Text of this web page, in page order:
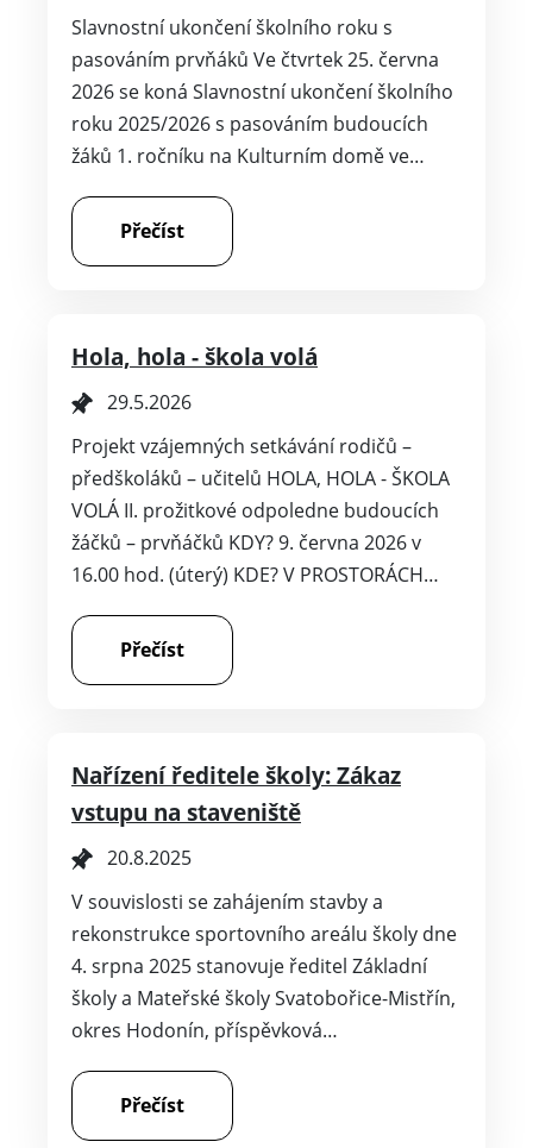
Slavnostní ukončení školního roku s
pasováním prvňáků Ve čtvrtek 25. června
2026 se koná Slavnostní ukončení školního
roku 2025/2026 s pasováním budoucích
žáků 1. ročníku na Kulturním domě ve…
Přečíst
Hola, hola - škola volá
29.5.2026
Projekt vzájemných setkávání rodičů –
předškoláků – učitelů HOLA, HOLA - ŠKOLA
VOLÁ II. prožitkové odpoledne budoucích
žáčků – prvňáčků KDY? 9. června 2026 v
16.00 hod. (úterý) KDE? V PROSTORÁCH…
Přečíst
Nařízení ředitele školy: Zákaz
vstupu na staveniště
20.8.2025
V souvislosti se zahájením stavby a
rekonstrukce sportovního areálu školy dne
4. srpna 2025 stanovuje ředitel Základní
školy a Mateřské školy Svatobořice-Mistřín,
okres Hodonín, příspěvková…
Přečíst